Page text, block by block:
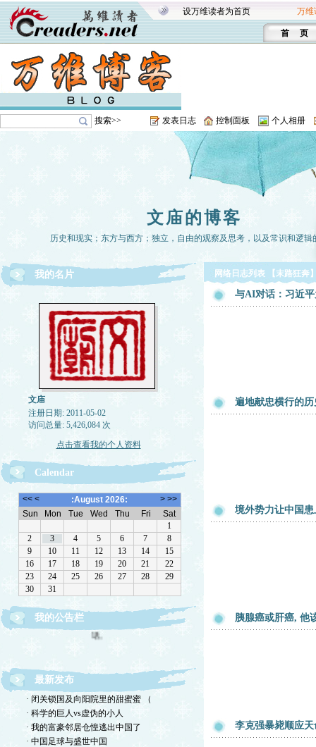
设万维读者为首页 万维
首 页
搜索>> 发表日志 控制面板 个人相册
文庙的博客
历史和现实；东方与西方；独立，自由的观察及思考，以及常识和逻辑
我的名片
文庙
注册日期: 2011-05-02
访问总量: 5,426,084 次
点击查看我的个人资料
Calendar
我的公告栏
欢迎转载，但请注明来源。理性讨论，拒绝一切脏
最新发布
· 闭关锁国及向阳院里的甜蜜蜜 （
· 科学的巨人vs虚伪的小人
· 我的富豪邻居仓惶逃出中国了
· 中国足球与盛世中国
网络日志列表 【末路狂奔
与AI对话：习近
遍地献忠横行的
境外势力让中国
胰腺癌或肝癌, 他
李克强暴毙顺应